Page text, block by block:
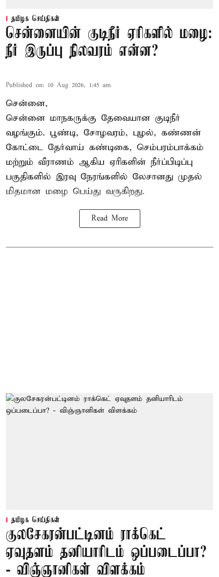
தமிழக செய்திகள்
சென்னையின் குடிநீர் ஏரிகளில் மழை:
நீர் இருப்பு நிலவரம் என்ன?
Published on: 10 Aug 2026, 1:45 am
சென்னை,
சென்னை மாநகருக்கு தேவையான குடிநீர்
வழங்கும். பூண்டி, சோழவரம், புழல், கண்ணன்
கோட்டை தேர்வாய் கண்டிகை, செம்பரம்பாக்கம்
மற்றும் வீராணம் ஆகிய ஏரிகளின் நீர்ப்பிடிப்பு
பகுதிகளில் இரவு நேரங்களில் லேசானது முதல்
மிதமான மழை பெய்து வருகிறது.
Read More
தமிழக செய்திகள்
குலசேகரன்பட்டினம் ராக்கெட்
ஏவுதளம் தனியாரிடம் ஒப்படைப்பா?
- விஞ்ஞானிகள் விளக்கம்